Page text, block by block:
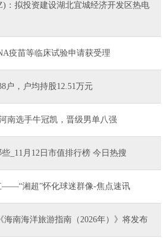
：拟投资建设湖北宜城经济开发区热电
疫苗等临床试验申请获受理
户，户均持股12.51万元
南选手牛冠凯，晋级男单八强
_11月12日市值排行榜 今日热搜
——“湘超”怀化球迷群像-焦点速讯
南海洋旅游指南（2026年）》将发布